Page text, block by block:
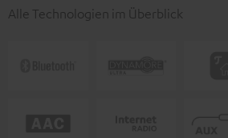
Alle Technologien im Überblick